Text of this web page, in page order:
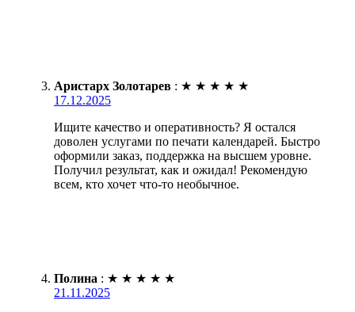
Аристарх Золотарев : ★ ★ ★ ★ ★
17.12.2025
Ищите качество и оперативность? Я остался
доволен услугами по печати календарей. Быстро
оформили заказ, поддержка на высшем уровне.
Получил результат, как и ожидал! Рекомендую
всем, кто хочет что-то необычное.
Полина : ★ ★ ★ ★ ★
21.11.2025